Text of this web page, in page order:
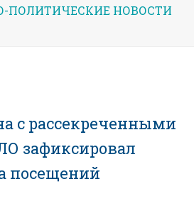
ПОЛИТИЧЕСКИЕ НОВОСТИ
с рассекреченными
зафиксировал
посещений